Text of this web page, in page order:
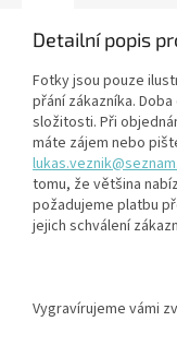
Detailní popis
Fotky jsou pouze
přání zákazníka.
složitosti. Při
máte zájem nebo
tomu, že většina
požadujeme platbu
jejich schválení
Vygravírujeme vámi